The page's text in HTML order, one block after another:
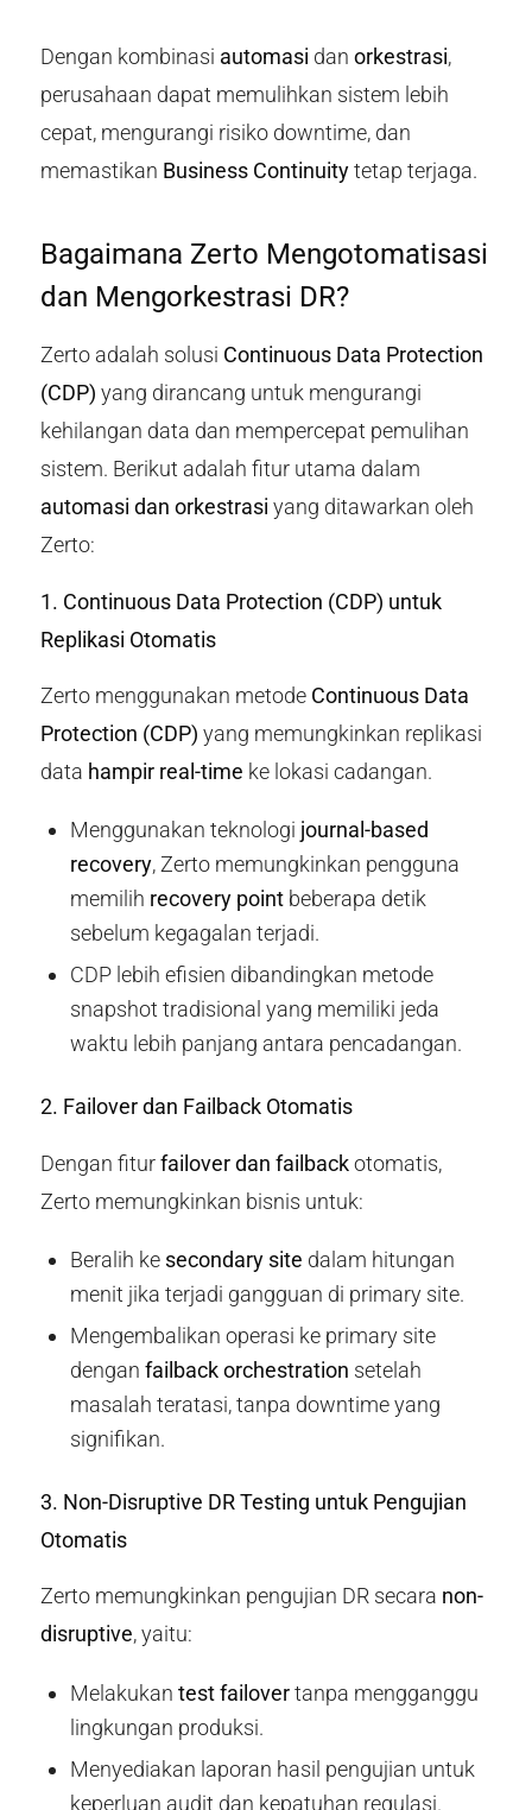
Dengan kombinasi automasi dan orkestrasi,
perusahaan dapat memulihkan sistem lebih
cepat, mengurangi risiko downtime, dan
memastikan Business Continuitytetap terjaga.
Bagaimana Zerto Mengotomatisasi
dan Mengorkestrasi DR?
Zerto adalah solusi Continuous Data Protection
(CDP) yang dirancang untuk mengurangi
kehilangan data dan mempercepat pemulihan
sistem. Berikut adalah fitur utama dalam
automasi dan orkestrasi yang ditawarkan oleh
Zerto:
1. Continuous Data Protection (CDP) untuk
Replikasi Otomatis
Zerto menggunakan metode Continuous Data
Protection (CDP) yang memungkinkan replikasi
data hampir real-time ke lokasi cadangan.
Menggunakan teknologi journal-based
recovery, Zerto memungkinkan pengguna
memilih recovery pointbeberapa detik
sebelum kegagalan terjadi.
CDP lebih efisien dibandingkan metode
snapshot tradisional yang memiliki jeda
waktu lebih panjang antara pencadangan.
2. Failover dan Failback Otomatis
Dengan fiturfailover dan failbackotomatis,
Zerto memungkinkan bisnis untuk:
Beralih ke secondary site dalam hitungan
menit jika terjadi gangguan di primary site.
Mengembalikan operasi ke primary site
dengan failback orchestration setelah
masalah teratasi, tanpa downtime yang
signifikan.
3. Non-Disruptive DR Testing untuk Pengujian
Otomatis
Zerto memungkinkan pengujian DR secara non-
disruptive, yaitu:
Melakukan test failovertanpa mengganggu
lingkungan produksi.
Menyediakan laporan hasil pengujian untuk
keperluan audit dan kepatuhan regulasi.